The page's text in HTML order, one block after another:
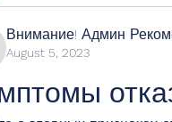
Внимание! Админ
August 5, 2023